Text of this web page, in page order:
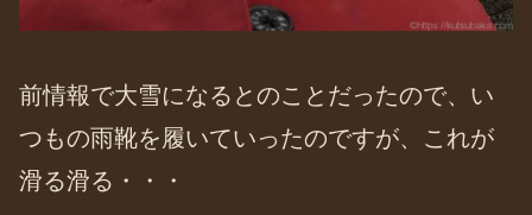
前情報で大雪になるとのことだったので、い
つもの雨靴を履いていったのですが、これが
滑る滑る・・・